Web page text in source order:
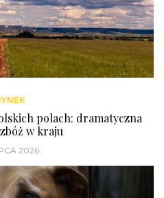
polach: dramatyczna
w kraju
2026